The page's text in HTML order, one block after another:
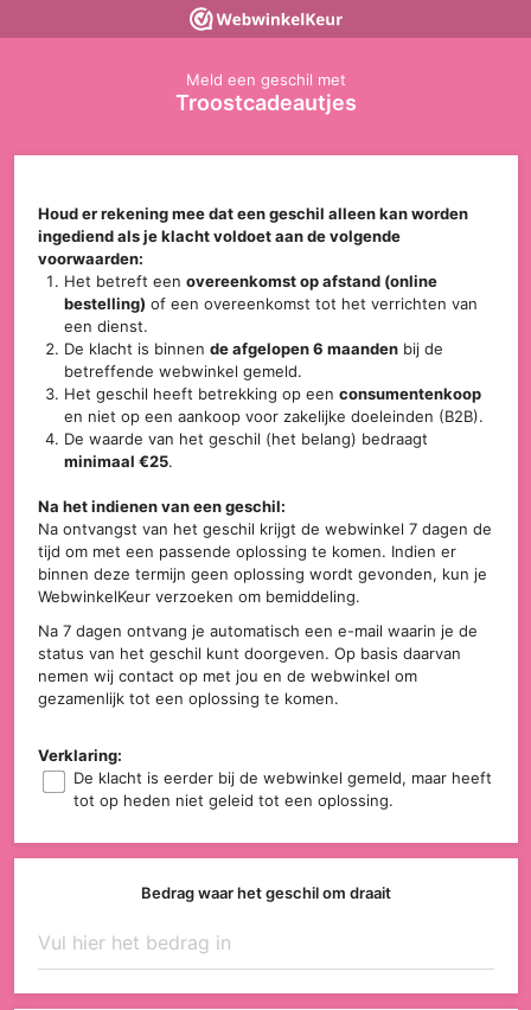
Meld een geschil met
Troostcadeautjes
Houd er rekening mee dat een geschil alleen kan worden
ingediend als je klacht voldoet aan de volgende
voorwaarden:
Het betreft eenovereenkomst op afstand (online
bestelling) of een overeenkomst tot het verrichten van
een dienst.
De klacht is binnende afgelopen 6 maanden bij de
betreffende webwinkel gemeld.
Het geschil heeft betrekking op eenconsumentenkoop
en niet op een aankoop voor zakelijke doeleinden (B2B).
De waarde van het geschil (het belang) bedraagt
minimaal €25.
Na het indienen van een geschil:
Na ontvangst van het geschil krijgt de webwinkel 7 dagen de
tijd om met een passende oplossing te komen. Indien er
binnen deze termijn geen oplossing wordt gevonden, kun je
WebwinkelKeur verzoeken om bemiddeling.
Na 7 dagen ontvang je automatisch een e-mail waarin je de
status van het geschil kunt doorgeven. Op basis daarvan
nemen wij contact op met jou en de webwinkel om
gezamenlijk tot een oplossing te komen.
Verklaring:
De klacht is eerder bij de webwinkel gemeld, maar heeft
tot op heden niet geleid tot een oplossing.
Bedrag waar het geschil om draait